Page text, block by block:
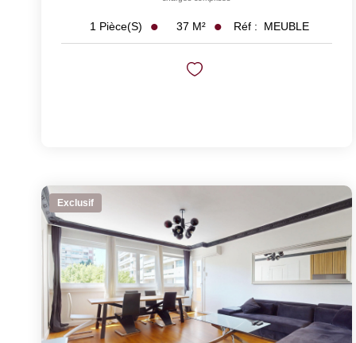
1 Pièce(s) 37 M² Réf : MEUBLE
Exclusif